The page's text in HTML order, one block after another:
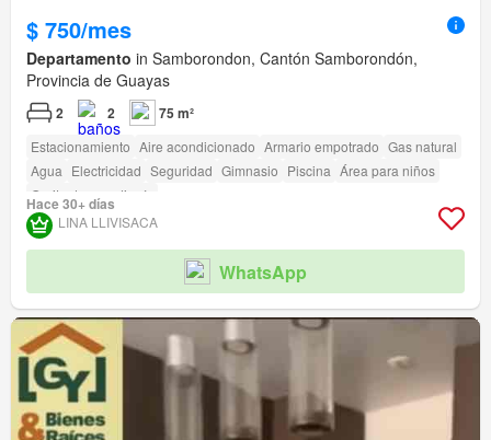
$ 750/mes
Departamento in Samborondon, Cantón Samborondón,
Provincia de Guayas
2 2 75 m²
Estacionamiento Aire acondicionado Armario empotrado Gas natural
Agua Electricidad Seguridad Gimnasio Piscina Área para niños
Garita de guardianía
Hace 30+ días
LINA LLIVISACA
WhatsApp